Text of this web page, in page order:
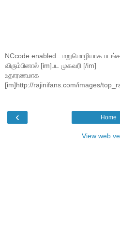
NCcode enabled...மறுமொழியாக
விரும்பினால் [im]பட முகவரி [/im]
உதாரணமாக
[im]http://rajinifans.com/images/
‹ Home
View web